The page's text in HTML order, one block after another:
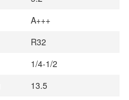
A+++
R32
1/4-1/2
13.5